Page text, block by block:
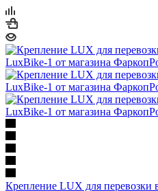
Крепление LUX для перевозки